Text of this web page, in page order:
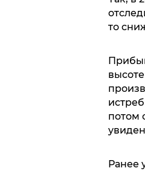
то
потом
Ранее